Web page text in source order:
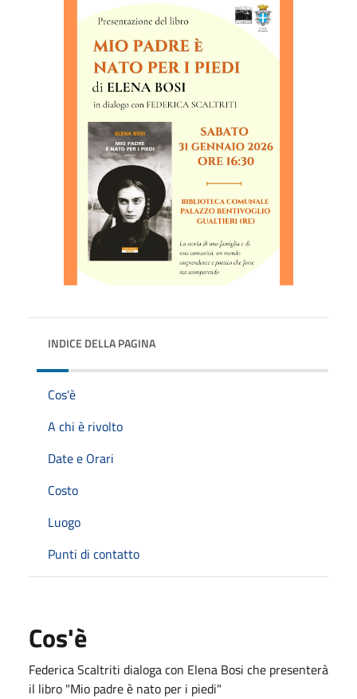
INDICE DELLA PAGINA
Cos'è
A chi è rivolto
Date e Orari
Costo
Luogo
Punti di contatto
Cos'è
Federica Scaltriti dialoga con Elena Bosi che presenterà
il libro "Mio padre è nato per i piedi"